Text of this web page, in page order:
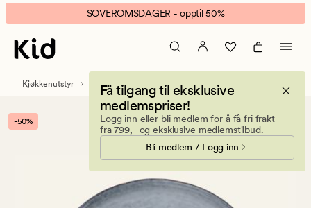
East
frokosttallerken
blå
banner.
Klikk
ESCAPE
pause.
SOVEROMSDAGER - opptil 50%
Få tilgang til eksklusive
medlemspriser!
Logg inn eller bli medlem for å få fri frakt
fra 799,- og eksklusive medlemstilbud.
Bli medlem / Logg inn
Kjøkkenutstyr Servise Tallerkener og skåler
-50%